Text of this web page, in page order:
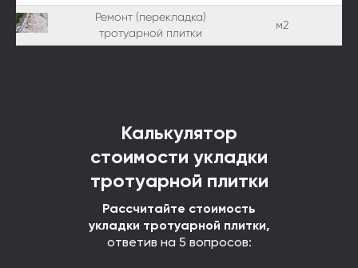
Ремонт (перекладка)
тротуарной плитки
м2
Рассчитайте стоимость
укладки тротуарной плитки,
ответив на 5 вопросов:
Калькулятор
стоимости укладки
тротуарной плитки